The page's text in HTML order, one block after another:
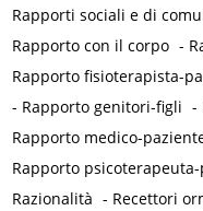
Rapporti sociali e di
Rapporto con il corpo -
Rapporto fisioterapista-
- Rapporto genitori-figli -
Rapporto medico-
Rapporto
Razionalità - Recettori